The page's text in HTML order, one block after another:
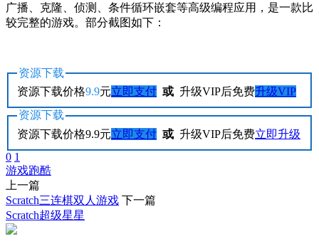
广播、克隆、侦测、条件循环嵌套等高级编程应用，是一款比
较完整的游戏。部分截图如下：
资源下载
资源下载价格9.9元立即支付 或 升级VIP后免费升级VIP
资源下载
资源下载价格9.9元立即支付 或 升级VIP后免费立即升级
0 1
游戏跑酷
上一篇
Scratch三连棋双人游戏 下一篇
Scratch超级星星